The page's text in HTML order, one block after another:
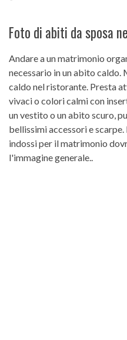
Foto di abiti da sposa
Andare a un matrimonio
necessario in un abito
caldo nel ristorante. Presta
vivaci o colori calmi con
un vestito o un abito scuro,
bellissimi accessori e
indossi per il matrimonio
l'immagine generale..